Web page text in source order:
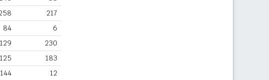
217
84 6
129 230
125 183
144 12